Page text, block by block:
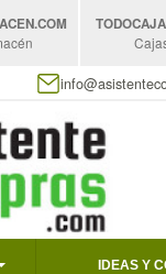
.COM
IDEAS Y